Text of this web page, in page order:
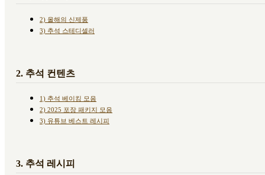
2) 올해의 신제품
3) 추석 스테디셀러
2. 추석 컨텐츠
1) 추석 베이킹 모음
2) 2025 포장 패키지 모음
3) 유튜브 베스트 레시피
3. 추석 레시피